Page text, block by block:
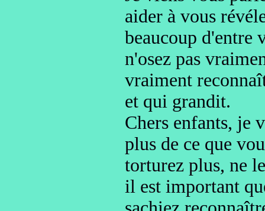
aider à vous
beaucoup d'entre
n'osez pas
vraiment
et qui grandit.
Chers enfants, je
plus de ce que
torturez plus, ne
il est important